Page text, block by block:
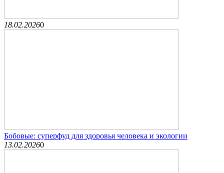
18.02.20260
Бобовые: суперфуд для здоровья человека и экологии
13.02.20260